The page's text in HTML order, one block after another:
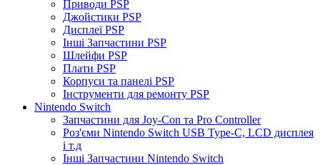
Приводи PSP
Джойстики PSP
Дисплеї PSP
Інші Запчастини PSP
Шлейфи PSP
Плати PSP
Корпуси та панелі PSP
Інструменти для ремонту PSP
Nintendo Switch
Запчастини для Joy-Con та Pro Controller
Роз'єми Nintendo Switch USB Type-C, LCD дисплея
і т.д
Інші Запчастини Nintendo Switch